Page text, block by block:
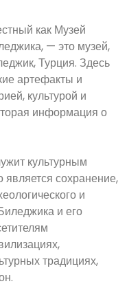
как Музей
— это музей,
Турция. Здесь
артефакты и
культурой и
информация о
культурным
сохранение,
и
и его
традициях,